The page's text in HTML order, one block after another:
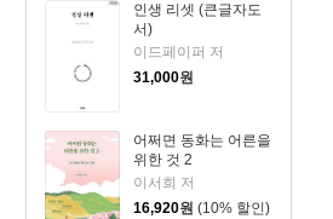
인생 리셋 (큰글자도
서)
이드페이퍼 저
31,000원
어쩌면 동화는 어른을
위한 것 2
이서희 저
16,920원 (10% 할인)